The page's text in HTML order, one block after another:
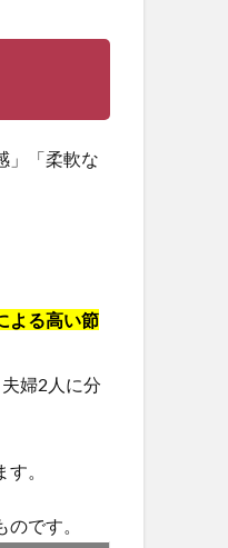
」「柔軟な
よる高い節
婦2人に分
。
です。